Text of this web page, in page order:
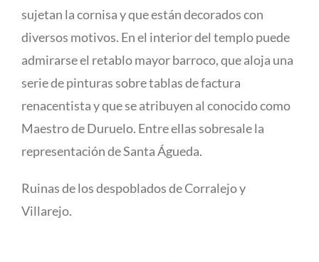
sujetan la cornisa y que están decorados con
diversos motivos. En el interior del templo puede
admirarse el retablo mayor barroco, que aloja una
serie de pinturas sobre tablas de factura
renacentista y que se atribuyen al conocido como
Maestro de Duruelo. Entre ellas sobresale la
representación de Santa Águeda.
Ruinas de los despoblados de Corralejo y
Villarejo.